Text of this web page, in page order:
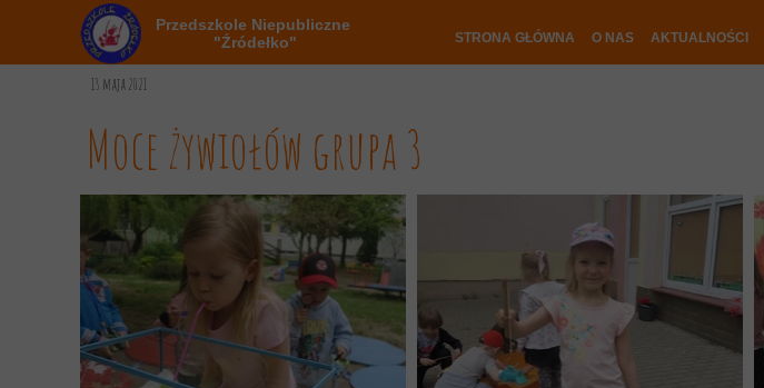
STRONA GŁÓWNA O NAS AKTUALNOŚCI
Przedszkole Niepubliczne
"Źródełko"
13 maja 2021
Moce żywiołów grupa 3